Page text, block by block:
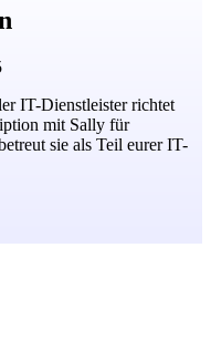
IT-Dienstleister richtet
mit Sally für
sie als Teil eurer IT-